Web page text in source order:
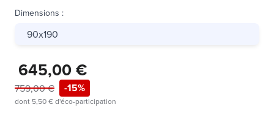
Dimensions :
90x190
645,00 €
759,00 € -15%
dont 5,50 €d'éco-participation